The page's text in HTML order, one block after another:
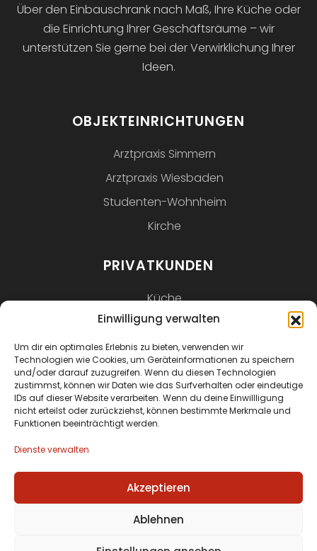
Einwilligung verwalten
Um dir ein optimales Erlebnis zu bieten, verwenden wir
Technologien wie Cookies, um Geräteinformationen zu speichern
und/oder darauf zuzugreifen. Wenn du diesen Technologien
zustimmst, können wir Daten wie das Surfverhalten oder eindeutige
IDs auf dieser Website verarbeiten. Wenn du deine Einwillligung
nicht erteilst oder zurückziehst, können bestimmte Merkmale und
Funktionen beeinträchtigt werden.
Dienste verwalten
Akzeptieren
Ablehnen
Über den Einbauschrank nach Maß, Ihre Küche oder
die Einrichtung Ihrer Geschäftsräume – wir
unterstützen Sie gerne bei der Verwirklichung Ihrer
Ideen.
OBJEKTEINRICHTUNGEN
Arztpraxis Simmern
Arztpraxis Wiesbaden
Studenten-Wohnheim
Kirche
PRIVATKUNDEN
Küche
Bad
Möbel nach Maß
KONTAKT
Friedrich-König Straße 19
martin@schreinerei-kretschmer.de
Impressum Datenschutz